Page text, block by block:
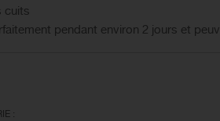
cuits
pendant environ 2 jours et
: